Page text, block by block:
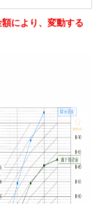
により、変動する